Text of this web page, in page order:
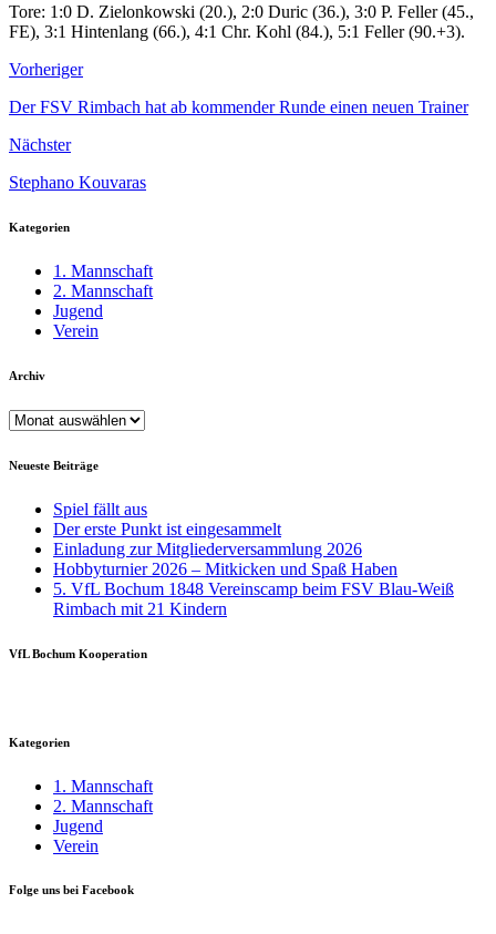
Tore: 1:0 D. Zielonkowski (20.), 2:0 Duric (36.), 3:0 P. Feller (45.,
FE), 3:1 Hintenlang (66.), 4:1 Chr. Kohl (84.), 5:1 Feller (90.+3).
Vorheriger
Der FSV Rimbach hat ab kommender Runde einen neuen Trainer
Nächster
Stephano Kouvaras
Kategorien
1. Mannschaft
2. Mannschaft
Jugend
Verein
Archiv
Archiv
Neueste Beiträge
Spiel fällt aus
Der erste Punkt ist eingesammelt
Einladung zur Mitgliederversammlung 2026
Hobbyturnier 2026 – Mitkicken und Spaß Haben
5. VfL Bochum 1848 Vereinscamp beim FSV Blau-Weiß
Rimbach mit 21 Kindern
VfL Bochum Kooperation
Kategorien
1. Mannschaft
2. Mannschaft
Jugend
Verein
Folge uns bei Facebook